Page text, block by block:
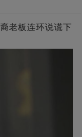
老板连环说谎下